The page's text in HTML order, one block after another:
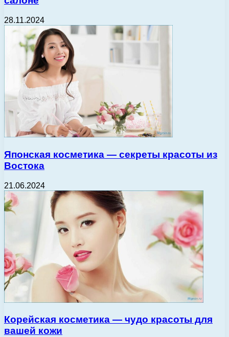
28.11.2024
Японская косметика — секреты красоты из
Востока
21.06.2024
Корейская косметика — чудо красоты для
вашей кожи